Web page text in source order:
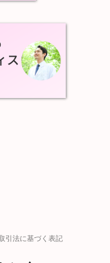
引法に基づく表記